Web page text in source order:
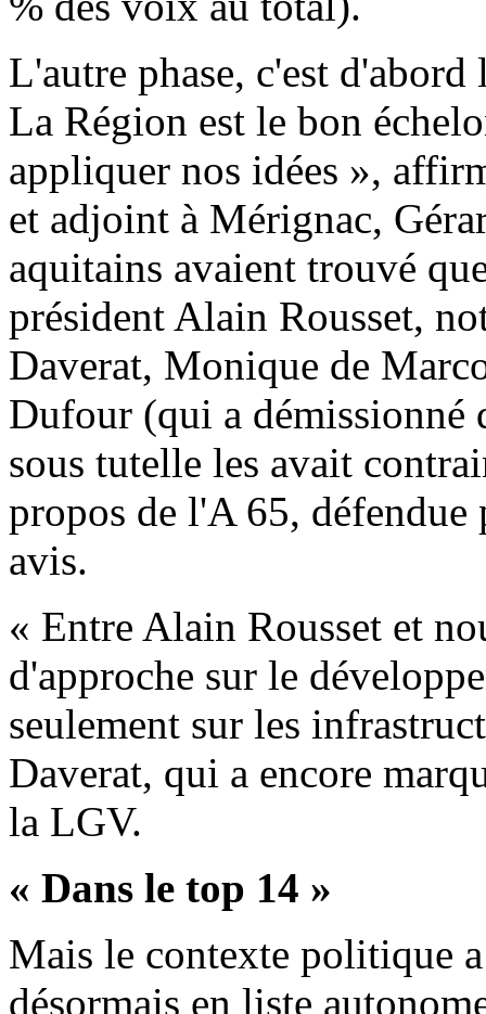
L'autre phase, c'est
La Région est le bon
appliquer nos idées »,
et adjoint à Mérignac,
aquitains avaient trouvé
président Alain Rousset,
Daverat, Monique de
Dufour (qui a démissionné
sous tutelle les avait
propos de l'A 65, défendue
avis.
« Entre Alain Rousset et
d'approche sur le
seulement sur les
Daverat, qui a encore
la LGV.
« Dans le top 14 »
Mais le contexte politique
désormais en liste